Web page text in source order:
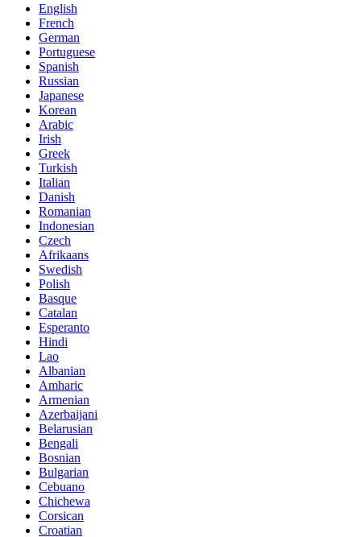
English
French
German
Portuguese
Spanish
Russian
Japanese
Korean
Arabic
Irish
Greek
Turkish
Italian
Danish
Romanian
Indonesian
Czech
Afrikaans
Swedish
Polish
Basque
Catalan
Esperanto
Hindi
Lao
Albanian
Amharic
Armenian
Azerbaijani
Belarusian
Bengali
Bosnian
Bulgarian
Cebuano
Chichewa
Corsican
Croatian